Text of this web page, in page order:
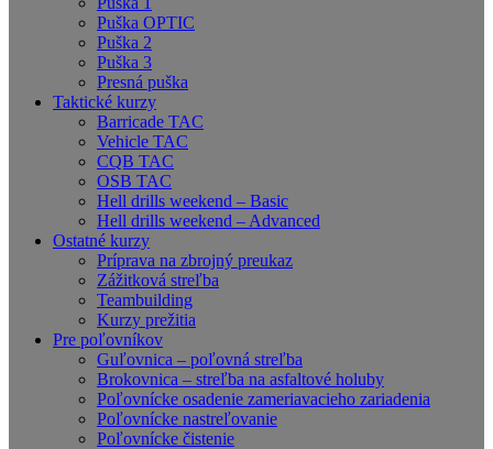
Puška OPTIC
Puška 2
Puška 3
Presná puška
Taktické kurzy
Barricade TAC
Vehicle TAC
CQB TAC
OSB TAC
Hell drills weekend – Basic
Hell drills weekend – Advanced
Ostatné kurzy
Príprava na zbrojný preukaz
Zážitková streľba
Teambuilding
Kurzy prežitia
Pre poľovníkov
Guľovnica – poľovná streľba
Brokovnica – streľba na asfaltové holuby
Poľovnícke osadenie zameriavacieho zariadenia
Poľovnícke nastreľovanie
Poľovnícke čistenie